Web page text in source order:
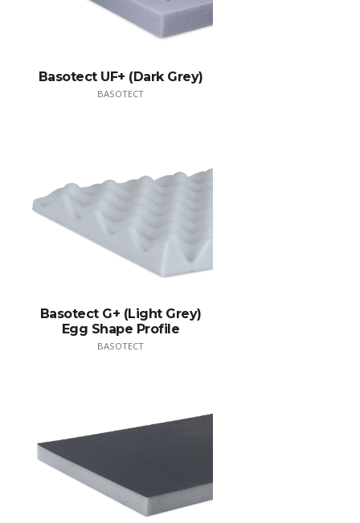
Basotect UF+ (Dark Grey)
BASOTECT
Basotect G+ (Light Grey)
Egg Shape Profile
BASOTECT